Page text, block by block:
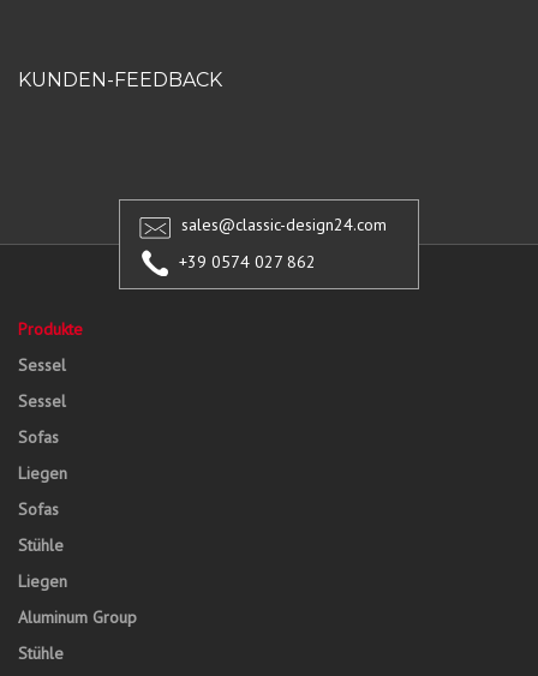
KUNDEN-FEEDBACK
sales@classic-design24.com
+39 0574 027 862
Produkte
Sessel
Sessel
Sofas
Liegen
Sofas
Stühle
Liegen
Aluminum Group
Stühle